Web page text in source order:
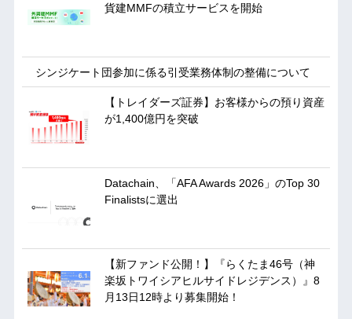
貨建MMFの積立サービスを開始
シンジケート団参加に係る引受業務体制の整備について
【トレイダーズ証券】お客様からの預り資産
が1,400億円を突破
Datachain、「AFA Awards 2026」のTop 30
Finalistsに選出
【新ファンド公開！】『らくたま46号（神
楽坂トワイシアヒルサイドレジデンス）』8
月13日12時より募集開始！